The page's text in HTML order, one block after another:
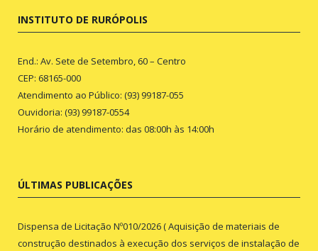
INSTITUTO DE RURÓPOLIS
End.: Av. Sete de Setembro, 60 – Centro
CEP: 68165-000
Atendimento ao Público: (93) 99187-055
Ouvidoria: (93) 99187-0554
Horário de atendimento: das 08:00h às 14:00h
ÚLTIMAS PUBLICAÇÕES
Dispensa de Licitação Nº010/2026 ( Aquisição de materiais de
construção destinados à execução dos serviços de instalação de